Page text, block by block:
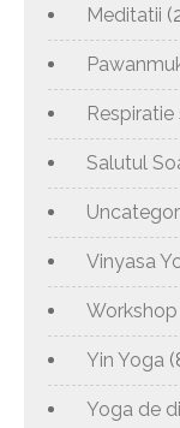
Meditatii
Salutul
Vinyasa
Workshop
Yin Yoga
Yoga de